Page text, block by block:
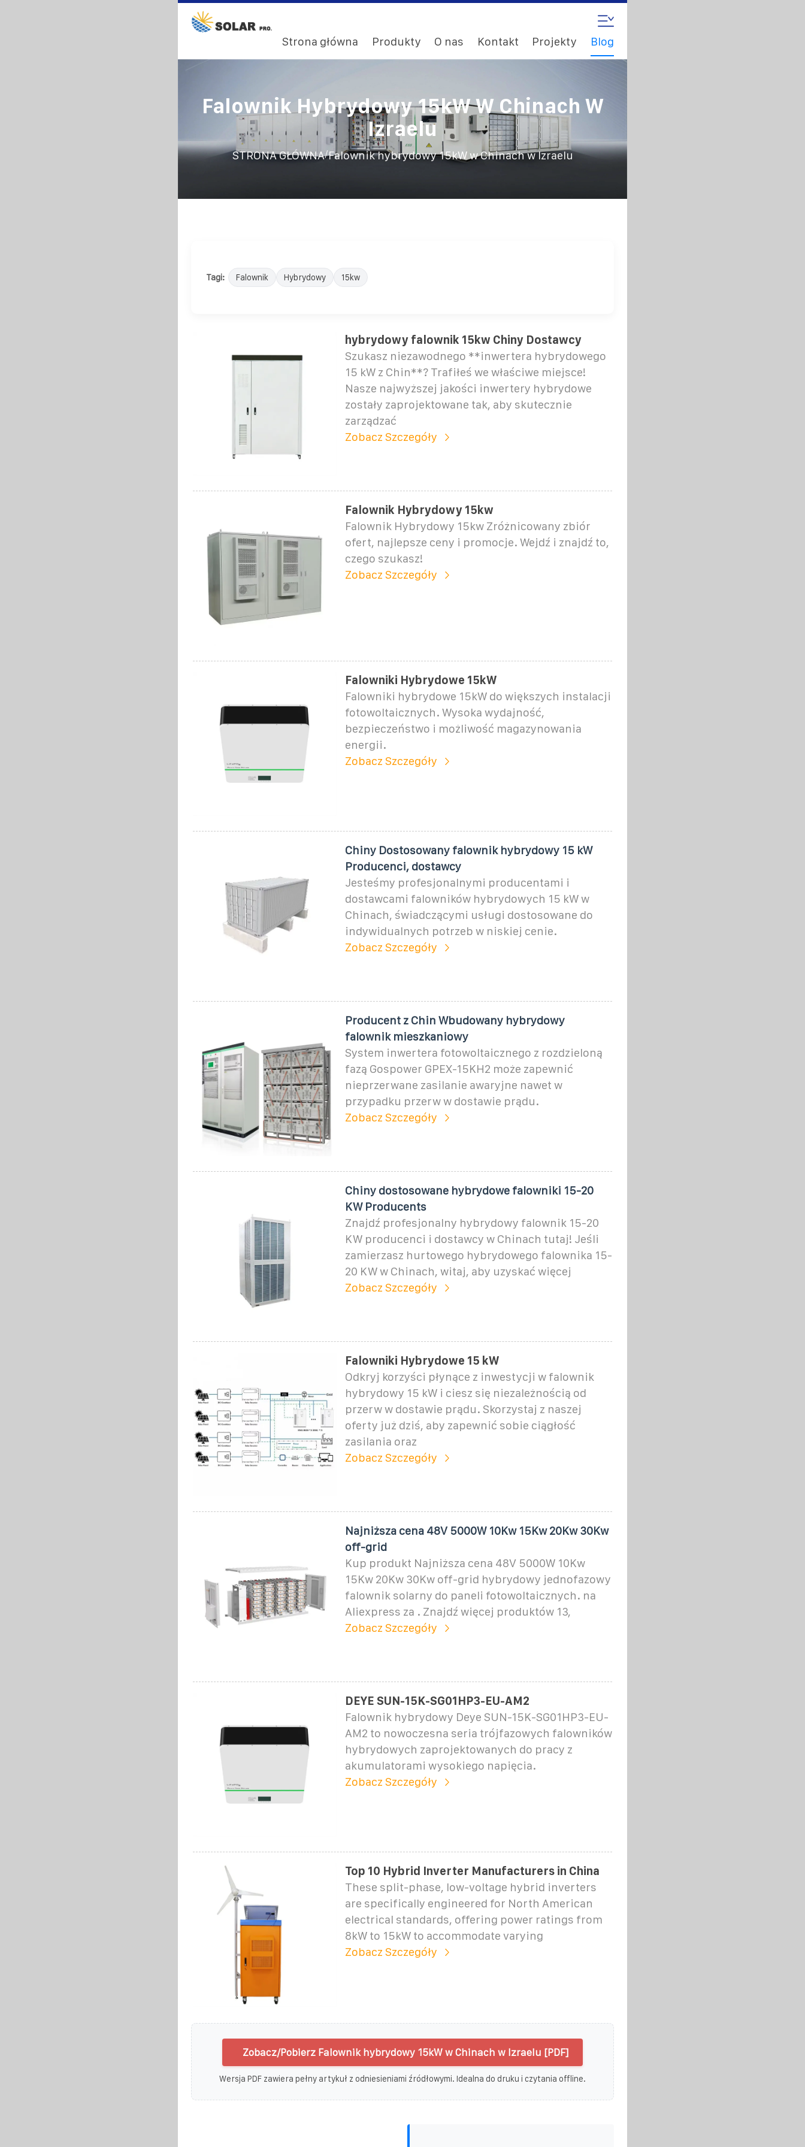
Strona główna Produkty O nas Kontakt Projekty Blog
Falownik Hybrydowy 15kW W Chinach W
Izraelu
STRONA GŁÓWNA/Falownik hybrydowy 15kW w Chinach w Izraelu
Tagi: Falownik Hybrydowy 15kw
hybrydowy falownik 15kw Chiny Dostawcy
Szukasz niezawodnego **inwertera hybrydowego
15 kW z Chin**? Trafiłeś we właściwe miejsce!
Nasze najwyższej jakości inwertery hybrydowe
zostały zaprojektowane tak, aby skutecznie
zarządzać
Zobacz Szczegóły
Falownik Hybrydowy 15kw
Falownik Hybrydowy 15kw Zróżnicowany zbiór
ofert, najlepsze ceny i promocje. Wejdź i znajdź to,
czego szukasz!
Zobacz Szczegóły
Falowniki Hybrydowe 15kW
Falowniki hybrydowe 15kW do większych instalacji
fotowoltaicznych. Wysoka wydajność,
bezpieczeństwo i możliwość magazynowania
energii.
Zobacz Szczegóły
Chiny Dostosowany falownik hybrydowy 15 kW
Producenci, dostawcy
Jesteśmy profesjonalnymi producentami i
dostawcami falowników hybrydowych 15 kW w
Chinach, świadczącymi usługi dostosowane do
indywidualnych potrzeb w niskiej cenie.
Zobacz Szczegóły
Producent z Chin Wbudowany hybrydowy
falownik mieszkaniowy
System inwertera fotowoltaicznego z rozdzieloną
fazą Gospower GPEX-15KH2 może zapewnić
nieprzerwane zasilanie awaryjne nawet w
przypadku przerw w dostawie prądu.
Zobacz Szczegóły
Chiny dostosowane hybrydowe falowniki 15-20
KW Producents
Znajdź profesjonalny hybrydowy falownik 15-20
KW producenci i dostawcy w Chinach tutaj! Jeśli
zamierzasz hurtowego hybrydowego falownika 15-
20 KW w Chinach, witaj, aby uzyskać więcej
Zobacz Szczegóły
Falowniki Hybrydowe 15 kW
Odkryj korzyści płynące z inwestycji w falownik
hybrydowy 15 kW i ciesz się niezależnością od
przerw w dostawie prądu. Skorzystaj z naszej
oferty już dziś, aby zapewnić sobie ciągłość
zasilania oraz
Zobacz Szczegóły
Najniższa cena 48V 5000W 10Kw 15Kw 20Kw 30Kw
off-grid
Kup produkt Najniższa cena 48V 5000W 10Kw
15Kw 20Kw 30Kw off-grid hybrydowy jednofazowy
falownik solarny do paneli fotowoltaicznych. na
Aliexpress za . Znajdź więcej produktów 13,
Zobacz Szczegóły
DEYE SUN-15K-SG01HP3-EU-AM2
Falownik hybrydowy Deye SUN-15K-SG01HP3-EU-
AM2 to nowoczesna seria trójfazowych falowników
hybrydowych zaprojektowanych do pracy z
akumulatorami wysokiego napięcia.
Zobacz Szczegóły
Top 10 Hybrid Inverter Manufacturers in China
These split-phase, low-voltage hybrid inverters
are specifically engineered for North American
electrical standards, offering power ratings from
8kW to 15kW to accommodate varying
Zobacz Szczegóły
Zobacz/Pobierz Falownik hybrydowy 15kW w Chinach w Izraelu [PDF]
Wersja PDF zawiera pełny artykuł z odniesieniami źródłowymi. Idealna do druku i czytania offline.